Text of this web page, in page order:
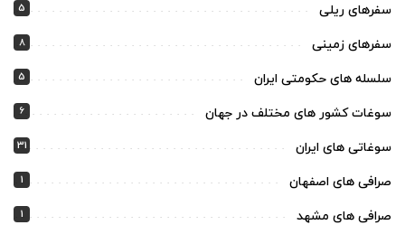
سفرهای ریلی 5
سفرهای زمینی 8
سلسله های حکومتی ایران 5
سوغات کشور های مختلف در جهان 6
سوغاتی های ایران 31
صرافی های اصفهان 1
صرافی های مشهد 1